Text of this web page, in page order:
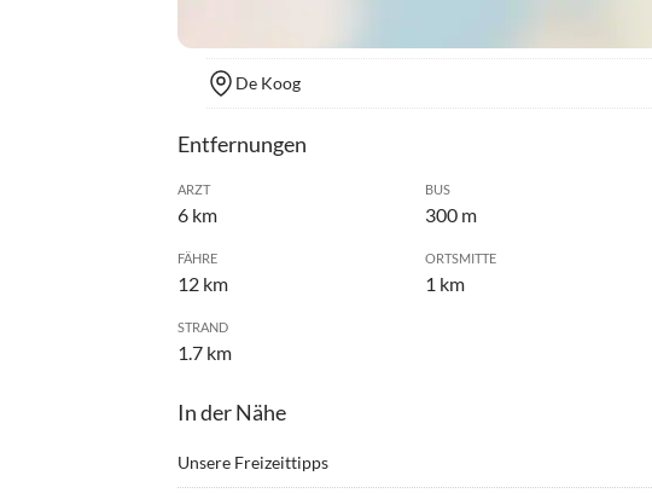
De Koog
Entfernungen
ARZT
6 km
BUS
300 m
FÄHRE
12 km
ORTSMITTE
1 km
STRAND
1.7 km
In der Nähe
Unsere Freizeittipps